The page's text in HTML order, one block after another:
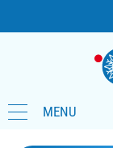
MENU